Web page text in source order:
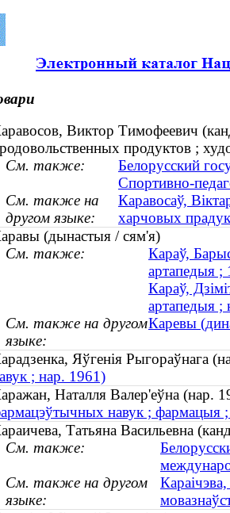
Виктор Тимофеевич
продуктов ;
См. также:
Белорусский
Спортивно-
См. также на
другом языке:
Каравосаў,
харчовых
(дынастыя / сям'я)
См. также:
Караў,
артапедыя
Караў,
артапедыя ;
См. также на другом
языке:
Каревы
Яўгенія Рыгораўнага
; нар. 1961)
Наталля Валер'еўна
навук ; фармацыя
Татьяна Васильевна
См. также:
См. также на другом
языке: